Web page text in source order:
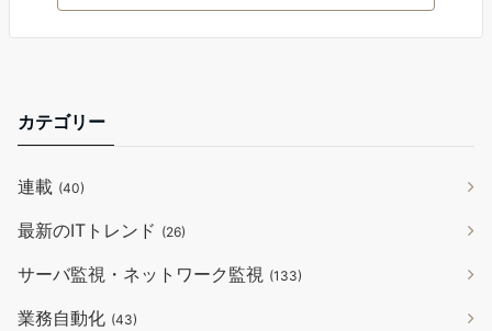
カテゴリー
連載 (40)
最新のITトレンド (26)
サーバ監視・ネットワーク監視 (133)
業務自動化 (43)